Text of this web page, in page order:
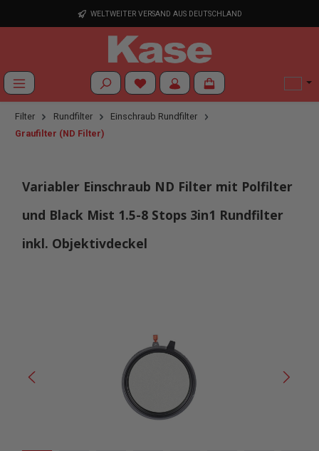
Zum Hauptinhalt springenWELTWEITER VERSAND AUS DEUTSCHLAND
Du hast 0 Produkte auf dem Merkzettel
Filter Rundfilter
Einschraub Rundfilter
Graufilter (ND Filter)
Variabler Einschraub ND Filter mit Polfilter
und Black Mist 1.5-8 Stops 3in1 Rundfilter
inkl. Objektivdeckel